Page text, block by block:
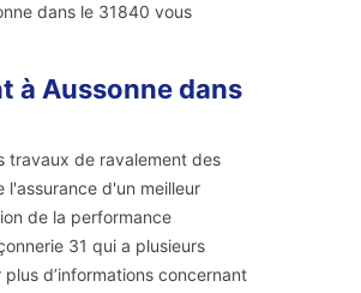
dans le 31840 vous
à Aussonne dans
travaux de ravalement des
d'un meilleur
de la performance
31 qui a plusieurs
d’informations concernant